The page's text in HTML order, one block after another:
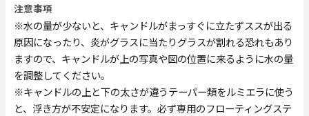
注意事項
※水の量が少ないと、キャンドルがまっすぐに立たずススが出る
原因になったり、炎がグラスに当たりグラスが割れる恐れもあり
ますので、キャンドルが上の写真や図の位置に来るように水の量
を調整してください。
※キャンドルの上と下の太さが違うテーパー類をルミエラに使う
と、浮き方が不安定になります。必ず専用のフローティングステ